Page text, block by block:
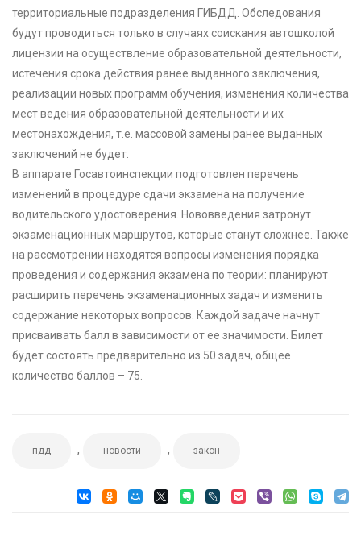
территориальные подразделения ГИБДД. Обследования
будут проводиться только в случаях соискания автошколой
лицензии на осуществление образовательной деятельности,
истечения срока действия ранее выданного заключения,
реализации новых программ обучения, изменения количества
мест ведения образовательной деятельности и их
местонахождения, т.е. массовой замены ранее выданных
заключений не будет.
В аппарате Госавтоинспекции подготовлен перечень
изменений в процедуре сдачи экзамена на получение
водительского удостоверения. Нововведения затронут
экзаменационных маршрутов, которые станут сложнее. Также
на рассмотрении находятся вопросы изменения порядка
проведения и содержания экзамена по теории: планируют
расширить перечень экзаменационных задач и изменить
содержание некоторых вопросов. Каждой задаче начнут
присваивать балл в зависимости от ее значимости. Билет
будет состоять предварительно из 50 задач, общее
количество баллов – 75.
пдд , новости , закон